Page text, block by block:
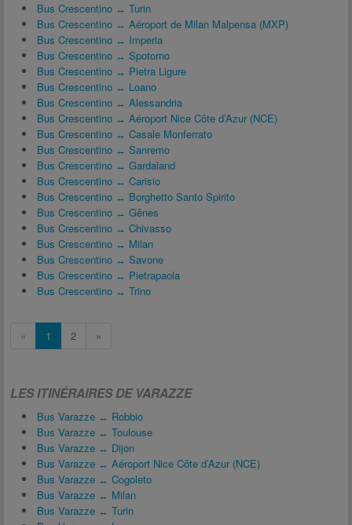
Bus Crescentino ↔ Turin
Bus Crescentino ↔ Aéroport de Milan Malpensa (MXP)
Bus Crescentino ↔ Imperia
Bus Crescentino ↔ Spotorno
Bus Crescentino ↔ Pietra Ligure
Bus Crescentino ↔ Loano
Bus Crescentino ↔ Alessandria
Bus Crescentino ↔ Aéroport Nice Côte d’Azur (NCE)
Bus Crescentino ↔ Casale Monferrato
Bus Crescentino ↔ Sanremo
Bus Crescentino ↔ Gardaland
Bus Crescentino ↔ Carisio
Bus Crescentino ↔ Borghetto Santo Spirito
Bus Crescentino ↔ Gênes
Bus Crescentino ↔ Chivasso
Bus Crescentino ↔ Milan
Bus Crescentino ↔ Savone
Bus Crescentino ↔ Pietrapaola
Bus Crescentino ↔ Trino
« 1 2 »
LES ITINÉRAIRES DE VARAZZE
Bus Varazze ↔ Robbio
Bus Varazze ↔ Toulouse
Bus Varazze ↔ Dijon
Bus Varazze ↔ Aéroport Nice Côte d’Azur (NCE)
Bus Varazze ↔ Cogoleto
Bus Varazze ↔ Milan
Bus Varazze ↔ Turin